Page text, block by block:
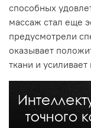
способных
массаж стал еще
предусмотрели
оказывает
ткани и